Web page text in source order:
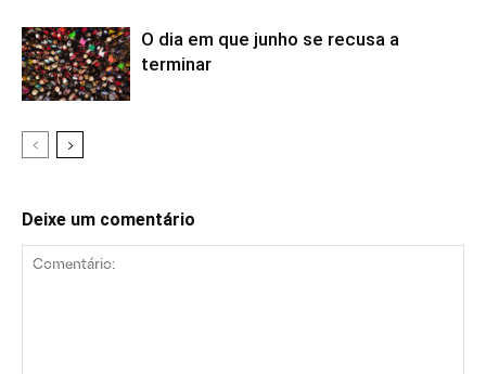
O dia em que junho se recusa a
terminar
Deixe um comentário